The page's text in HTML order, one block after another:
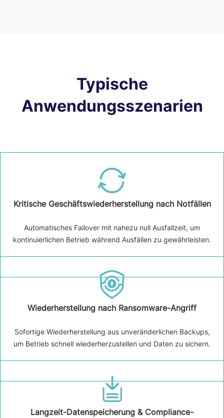
Typische
Anwendungsszenarien
Kritische Geschäftswiederherstellung nach Notfällen
Automatisches Failover mit nahezu null Ausfallzeit, um
kontinuierlichen Betrieb während Ausfällen zu gewährleisten.
Wiederherstellung nach Ransomware-Angriff
Sofortige Wiederherstellung aus unveränderlichen Backups,
um Betrieb schnell wiederherzustellen und Daten zu sichern.
Langzeit-Datenspeicherung & Compliance-